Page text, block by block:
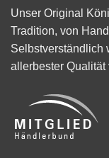
Unser Original
Tradition, von
Selbstverständlich
allerbester Qualität